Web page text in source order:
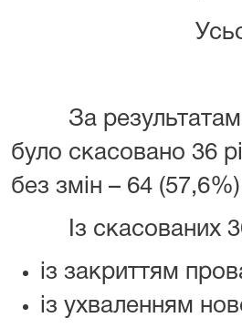
За результатами
було скасовано 36
без змін – 64
Із скасованих
із закриттям
із ухваленням